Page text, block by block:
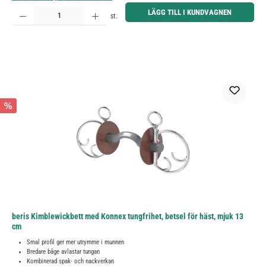
Produktkvantitet: Ange önskat belopp eller använd knapparna för att öka eller minska kvantiteten.
st. LÄGG TILL I KUNDVAGNEN
%
beris Kimblewickbett med Konnex tungfrihet, betsel för häst, mjuk 13
cm
Smal profil ger mer utrymme i munnen
Bredare båge avlastar tungan
Kombinerad spak- och nackverkan